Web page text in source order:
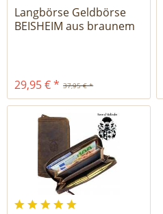
Langbörse Geldbörse
BEISHEIM aus braunem
37,95 € *
29,95 € *